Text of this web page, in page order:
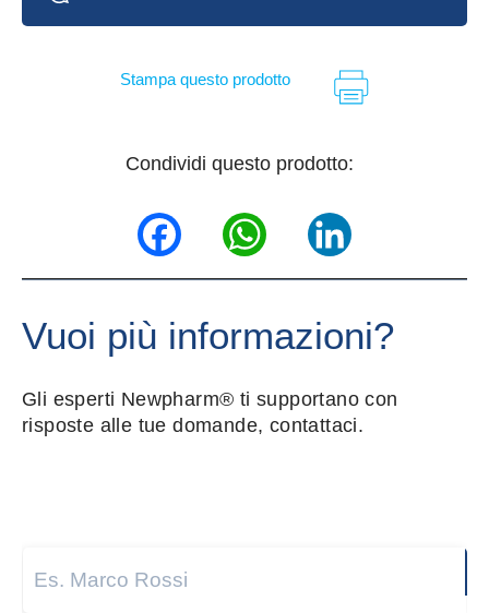
Stampa questo prodotto
Condividi questo prodotto:
FacebookWhatsAppLinkedIn
Vuoi più informazioni?
Gli esperti Newpharm® ti supportano con
risposte alle tue domande, contattaci.